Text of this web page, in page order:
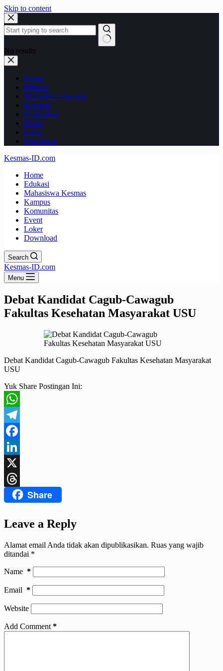
Skip to content
No results
Home
Edukasi
Mahasiswa Kesmas
Kampus
Komunitas
Event
Loker
Download
Kesmas-ID.com
Home
Edukasi
Mahasiswa Kesmas
Kampus
Komunitas
Event
Loker
Download
Search
Kesmas-ID.com
Menu
Debat Kandidat Cagub-Cawagub
Fakultas Kesehatan Masyarakat USU
Debat Kandidat Cagub-Cawagub Fakultas Kesehatan Masyarakat
USU
Yuk Share Postingan Ini:
WhatsApp
Telegram
Facebook
LinkedIn
X
ThreadsShare
Leave a Reply
Alamat email Anda tidak akan dipublikasikan. Ruas yang wajib
ditandai *
Name *
Email *
Website
Add Comment *